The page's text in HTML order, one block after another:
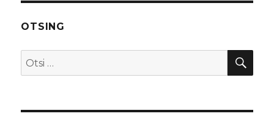
OTSING
Otsi: